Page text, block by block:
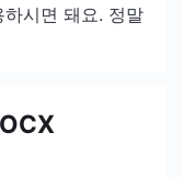
시면 돼요. 정말